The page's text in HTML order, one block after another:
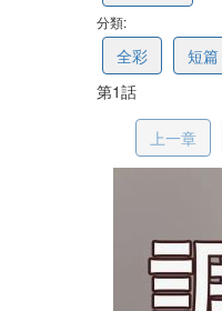
分類:
全彩 短篇
第1話
上一章